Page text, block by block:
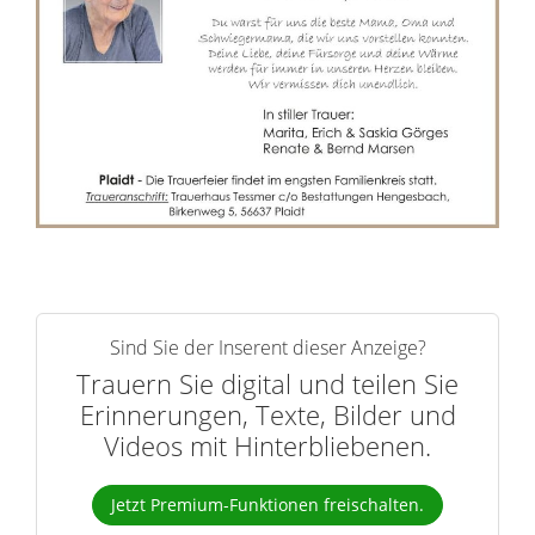
n
e
r
n
Sind Sie der Inserent dieser Anzeige?
Trauern Sie digital und teilen Sie
Erinnerungen, Texte, Bilder und
Videos mit Hinterbliebenen.
Jetzt Premium-Funktionen freischalten.